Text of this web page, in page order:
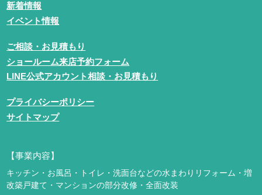
新着情報
イベント情報
ご相談・お見積もり
ショールーム来店予約フォーム
LINE公式アカウント相談・お見積もり
プライバシーポリシー
サイトマップ
【事業内容】
キッチン・お風呂・トイレ・洗面台などの水まわりリフォーム・増
改築戸建て・マンションの部分改修・全面改装